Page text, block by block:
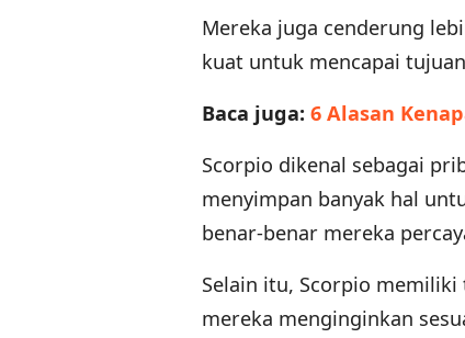
Mereka juga cenderung
kuat untuk mencapai
Baca juga: 6 Alasan
Scorpio dikenal sebagai
menyimpan banyak hal
benar-benar mereka
Selain itu, Scorpio
mereka menginginkan